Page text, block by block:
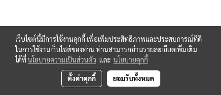
เว็บไซต์นี้มีการใช้งานคุกกี้ เพื่อเพิ่มประสิทธิภาพและประสบการณ์ที่ดี
ในการใช้งานเว็บไซต์ของท่าน ท่านสามารถอ่านรายละเอียดเพิ่มเติม
ได้ที่นโยบายความเป็นส่วนตัว และ นโยบายคุกกี้
ตั้งค่าคุกกี้ ยอมรับทั้งหมด